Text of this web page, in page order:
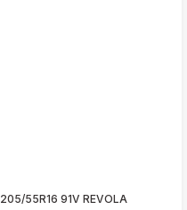
205/55R16 91V REVOLA